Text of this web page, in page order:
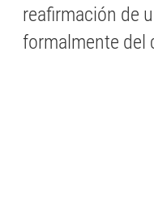
reafirmación de
formalmente del